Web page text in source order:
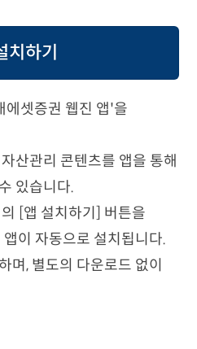
치하기
에셋증권 웹진 앱'을
산관리 콘텐츠를 앱을 통해
있습니다.
[앱 설치하기] 버튼을
이 자동으로 설치됩니다.
며, 별도의 다운로드 없이